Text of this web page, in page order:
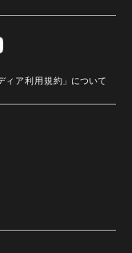
ィア利用規約 」について